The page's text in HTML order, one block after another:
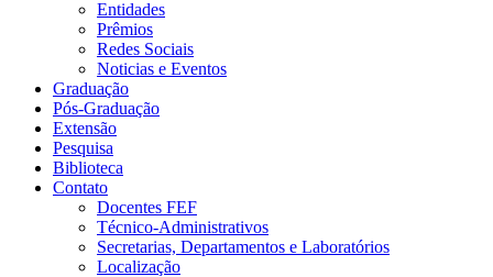
Entidades
Prêmios
Redes Sociais
Noticias e Eventos
Graduação
Pós-Graduação
Extensão
Pesquisa
Biblioteca
Contato
Docentes FEF
Técnico-Administrativos
Secretarias, Departamentos e Laboratórios
Localização